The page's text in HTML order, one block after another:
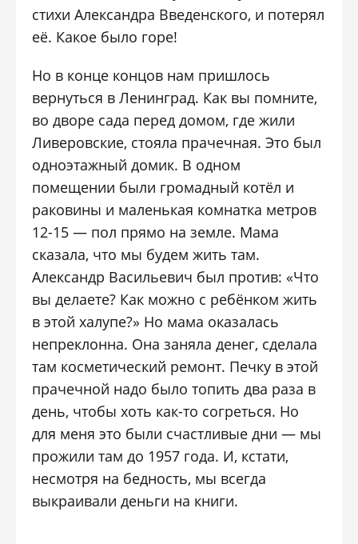
стихи Александра Введенского, и потерял
её. Какое было горе!
Но в конце концов нам пришлось
вернуться в Ленинград. Как вы помните,
во дворе сада перед домом, где жили
Ливеровские, стояла прачечная. Это был
одноэтажный домик. В одном
помещении были громадный котёл и
раковины и маленькая комнатка метров
12-15 — пол прямо на земле. Мама
сказала, что мы будем жить там.
Александр Васильевич был против: «Что
вы делаете? Как можно с ребёнком жить
в этой халупе?» Но мама оказалась
непреклонна. Она заняла денег, сделала
там косметический ремонт. Печку в этой
прачечной надо было топить два раза в
день, чтобы хоть как-то согреться. Но
для меня это были счастливые дни — мы
прожили там до 1957 года. И, кстати,
несмотря на бедность, мы всегда
выкраивали деньги на книги.